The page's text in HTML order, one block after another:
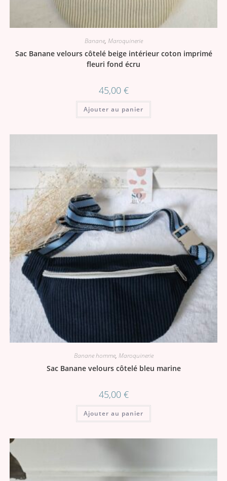
Banane, Maroquinerie
Sac Banane velours côtelé beige intérieur coton imprimé
fleuri fond écru
45,00 €
Ajouter au panier
Banane homme, Maroquinerie
Sac Banane velours côtelé bleu marine
45,00 €
Ajouter au panier